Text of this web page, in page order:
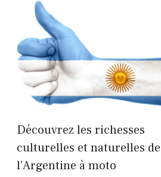
Découvrez les richesses
culturelles et naturelles de
l’Argentine à moto